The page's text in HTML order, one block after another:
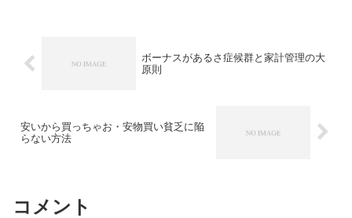
ボーナスがあるさ症候群と家計管理の大
原則
安いから買っちゃお・安物買い貧乏に陥
らない方法
コメント